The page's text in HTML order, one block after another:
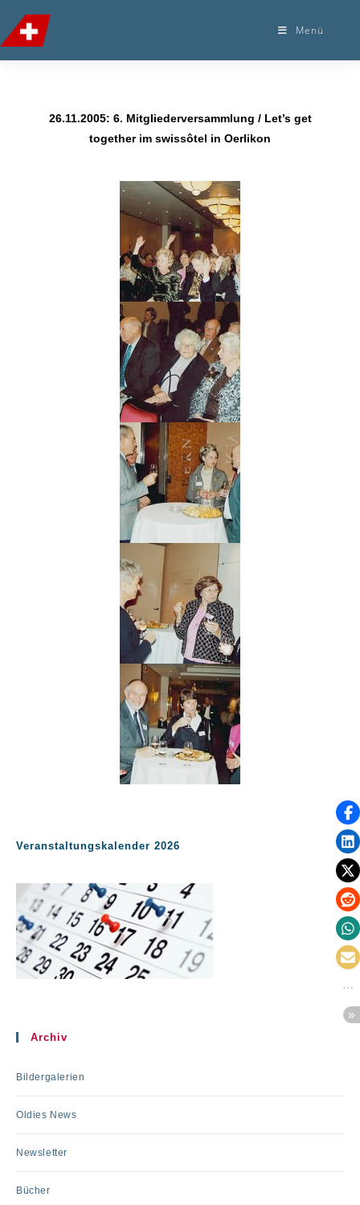
Menü
26.11.2005: 6. Mitgliederversammlung / Let’s get
together im swissôtel in Oerlikon
Veranstaltungskalender 2026
Archiv
Bildergalerien
Oldies News
Newsletter
Bücher